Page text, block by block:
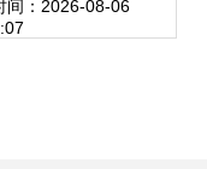
构筑安全高效
间：2026-08-06